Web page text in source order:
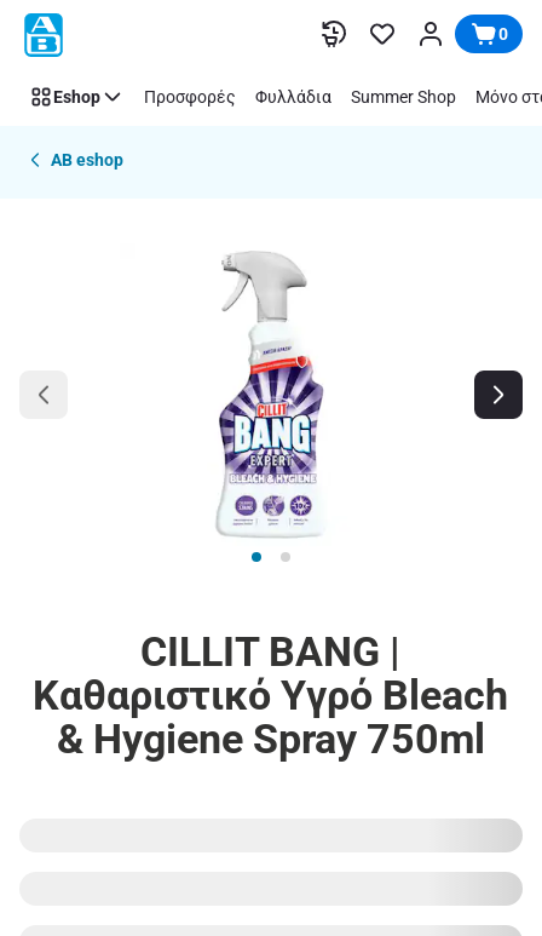
Παράλειψη 0
Eshop Προσφορές Φυλλάδια Summer Shop Μόνο
AB eshop
CILLIT BANG |
Καθαριστικό Υγρό Bleach
& Hygiene Spray 750ml